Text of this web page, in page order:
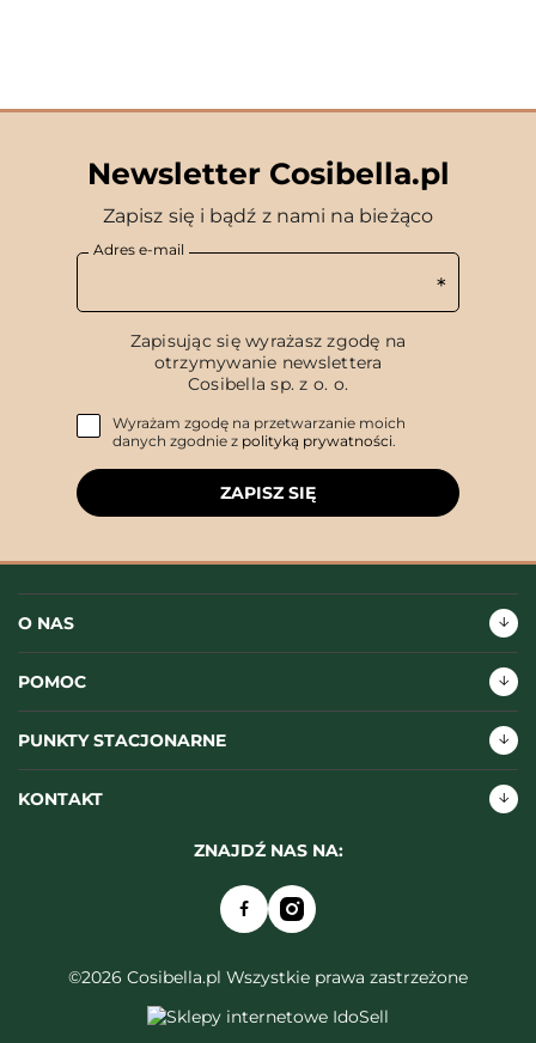
Newsletter Cosibella.pl
Zapisz się i bądź z nami na bieżąco
Adres e-mail
Zapisując się wyrażasz zgodę na
otrzymywanie newslettera
Cosibella sp. z o. o.
Wyrażam zgodę na przetwarzanie moich
danych zgodnie z polityką prywatności.
ZAPISZ SIĘ
O NAS
POMOC
PUNKTY STACJONARNE
KONTAKT
ZNAJDŹ NAS NA:
©2026 Cosibella.pl Wszystkie prawa zastrzeżone